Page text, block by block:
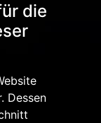
die
Dessen